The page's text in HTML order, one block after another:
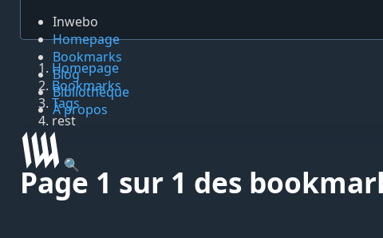
Inwebo
Homepage
Bookmarks
Blog
Bibliothèque
À propos
🔍
Homepage
Bookmarks
Tags
rest
Page 1 sur 1 des